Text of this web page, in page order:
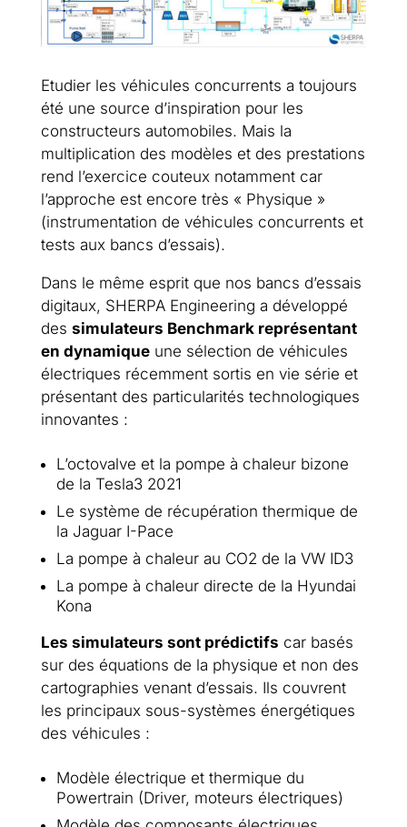
Etudier les véhicules concurrents a toujours
été une source d’inspiration pour les
constructeurs automobiles. Mais la
multiplication des modèles et des prestations
rend l’exercice couteux notamment car
l’approche est encore très « Physique »
(instrumentation de véhicules concurrents et
tests aux bancs d’essais).
Dans le même esprit que nos bancs d’essais
digitaux, SHERPA Engineering a développé
des simulateurs Benchmark représentant
en dynamiqueune sélection de véhicules
électriques récemment sortis en vie série et
présentant des particularités technologiques
innovantes :
L’octovalve et la pompe à chaleur bizone
de la Tesla3 2021
Le système de récupération thermique de
la Jaguar I-Pace
La pompe à chaleur au CO2 de la VW ID3
La pompe à chaleur directe de la Hyundai
Kona
Les simulateurs sont prédictifs car basés
sur des équations de la physique et non des
cartographies venant d’essais. Ils couvrent
les principaux sous-systèmes énergétiques
des véhicules :
Modèle électrique et thermique du
Powertrain (Driver, moteurs électriques)